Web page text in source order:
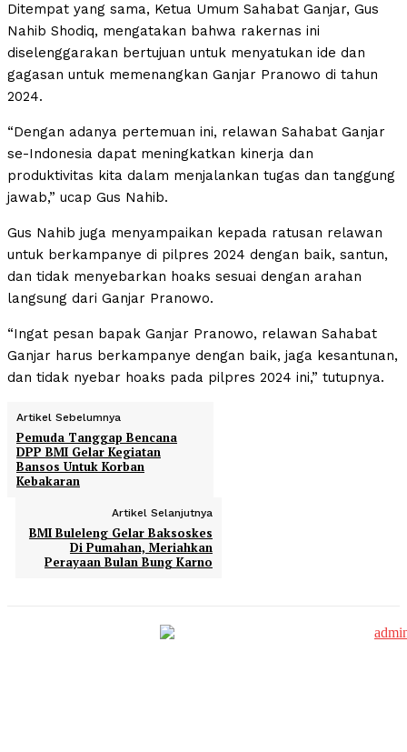
Ditempat yang sama, Ketua Umum Sahabat Ganjar, Gus
Nahib Shodiq, mengatakan bahwa rakernas ini
diselenggarakan bertujuan untuk menyatukan ide dan
gagasan untuk memenangkan Ganjar Pranowo di tahun
2024.
“Dengan adanya pertemuan ini, relawan Sahabat Ganjar
se-Indonesia dapat meningkatkan kinerja dan
produktivitas kita dalam menjalankan tugas dan tanggung
jawab,” ucap Gus Nahib.
Gus Nahib juga menyampaikan kepada ratusan relawan
untuk berkampanye di pilpres 2024 dengan baik, santun,
dan tidak menyebarkan hoaks sesuai dengan arahan
langsung dari Ganjar Pranowo.
“Ingat pesan bapak Ganjar Pranowo, relawan Sahabat
Ganjar harus berkampanye dengan baik, jaga kesantunan,
dan tidak nyebar hoaks pada pilpres 2024 ini,” tutupnya.
Artikel Sebelumnya
Pemuda Tanggap Bencana
DPP BMI Gelar Kegiatan
Bansos Untuk Korban
Kebakaran
Artikel Selanjutnya
BMI Buleleng Gelar Baksoskes
Di Pumahan, Meriahkan
Perayaan Bulan Bung Karno